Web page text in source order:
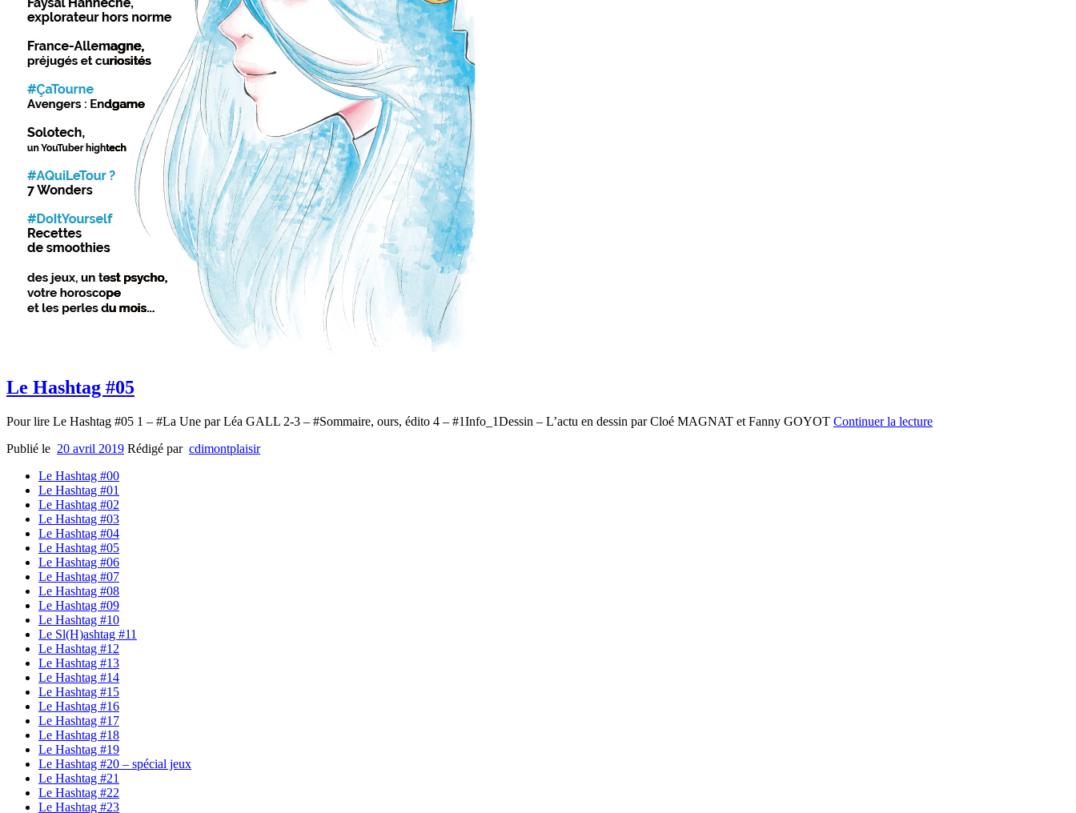
Le Hashtag #05
Pour lire Le Hashtag #05 1 – #La Une par Léa GALL 2-3 – #Sommaire, ours, édito 4 – #1Info_1Dessin – L’actu en dessin par Cloé MAGNAT et Fanny GOYOT Continuer la lecture
Publié le 20 avril 2019 Rédigé par cdimontplaisir
Le Hashtag #00
Le Hashtag #01
Le Hashtag #02
Le Hashtag #03
Le Hashtag #04
Le Hashtag #05
Le Hashtag #06
Le Hashtag #07
Le Hashtag #08
Le Hashtag #09
Le Hashtag #10
Le Sl(H)ashtag #11
Le Hashtag #12
Le Hashtag #13
Le Hashtag #14
Le Hashtag #15
Le Hashtag #16
Le Hashtag #17
Le Hashtag #18
Le Hashtag #19
Le Hashtag #20 – spécial jeux
Le Hashtag #21
Le Hashtag #22
Le Hashtag #23